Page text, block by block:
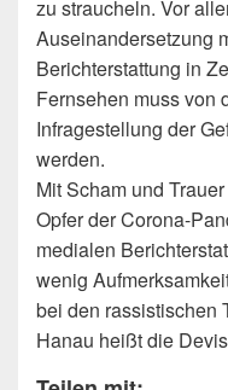
zu straucheln. Vor
Auseinandersetzung
Berichterstattung in
Fernsehen muss von
Infragestellung der
werden.
Mit Scham und
Opfer der Corona-
medialen
wenig
bei den rassistischen
Hanau heißt die